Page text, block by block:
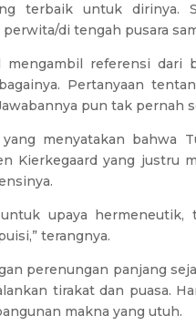
terbaik untuk dirinya.
di tengah pusara
referensi dari
Pertanyaan
pun tak pernah
menyatakan bahwa
Kierkegaard yang justru
upaya hermeneutik,
terangnya.
perenungan panjang
tirakat dan puasa.
makna yang utuh.